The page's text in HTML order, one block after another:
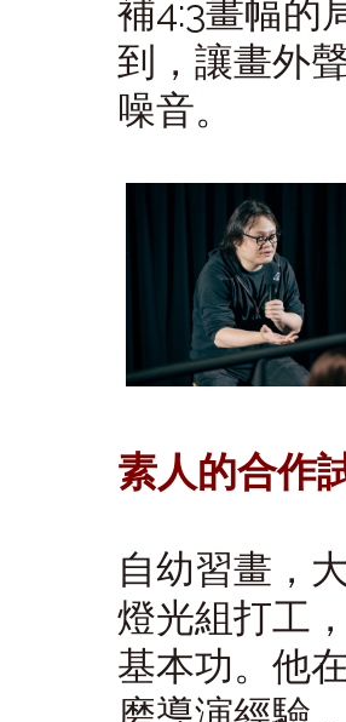
補4:3畫幅的
到，讓畫外
噪音。
素人的合作
自幼習畫，
燈光組打工
基本功。他